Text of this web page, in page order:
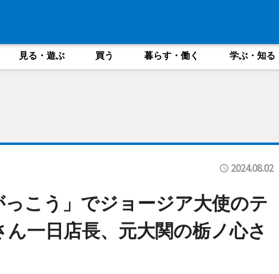
見る・遊ぶ 買う 暮らす・働く 学ぶ・知る
2024.08.02
こう」でジョージア大使のテ
一日店長、元大関の栃ノ心さ